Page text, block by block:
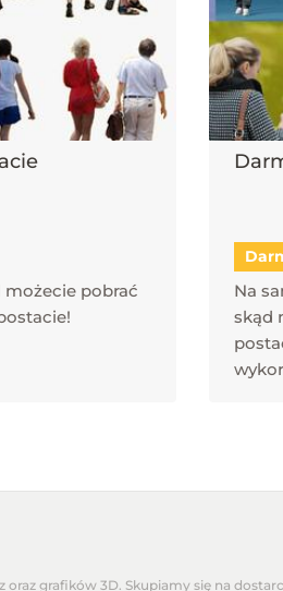
pobrać
Na
skąd
grafików 3D. Skupiamy się na